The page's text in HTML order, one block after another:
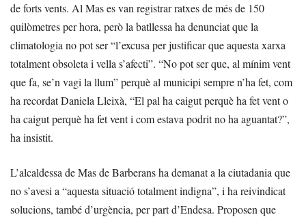
de forts vents. Al Mas es van registrar ratxes de més de 150
quilòmetres per hora, però la batllessa ha denunciat que la
climatologia no pot ser “l’excusa per justificar que aquesta xarxa
totalment obsoleta i vella s’afecti”. “No pot ser que, al mínim vent
que fa, se’n vagi la llum” perquè al municipi sempre n’ha fet, com
ha recordat Daniela Lleixà, “El pal ha caigut perquè ha fet vent o
ha caigut perquè ha fet vent i com estava podrit no ha aguantat?”,
ha insistit.
L’alcaldessa de Mas de Barberans ha demanat a la ciutadania que
no s’avesi a “aquesta situació totalment indigna”, i ha reivindicat
solucions, també d’urgència, per part d’Endesa. Proposen que